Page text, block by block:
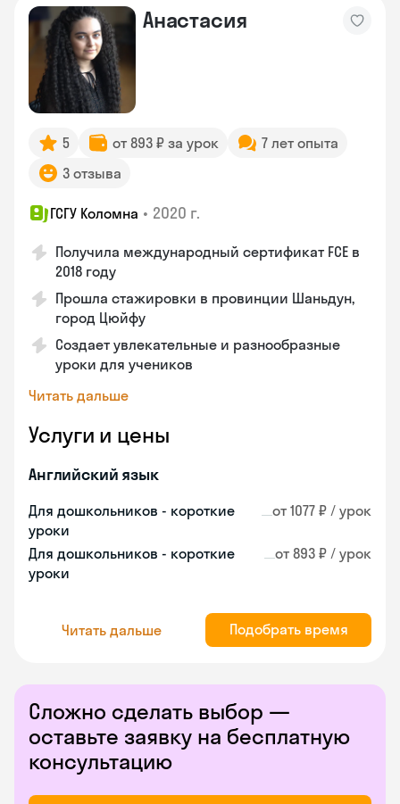
Анастасия
5 от 893 ₽ за урок
7 лет опыта
3 отзыва
ГСГУ Коломна • 2020 г.
Получила международный сертификат FCE в
2018 году
Прошла стажировки в провинции Шаньдун,
город Цюйфу
Создает увлекательные и разнообразные
уроки для учеников
Читать дальше
Услуги и цены
Английский язык
Для дошкольников - короткие
уроки
от 1077 ₽ / урок
Для дошкольников - короткие
уроки
от 893 ₽ / урок
Читать дальше Подобрать время
Сложно сделать выбор —
оставьте заявку на бесплатную
консультацию